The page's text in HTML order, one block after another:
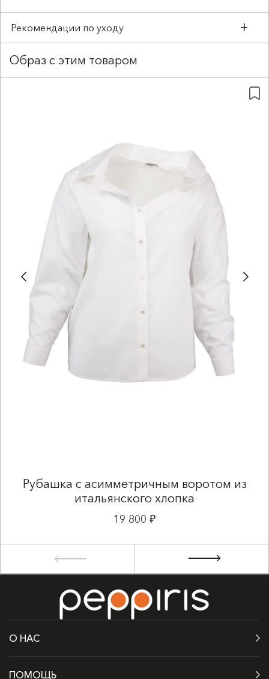
Рекомендации по уходу
Образ с этим товаром
Рубашка с асимметричным воротом из
итальянского хлопка
19 800 ₽
О НАС
ПОМОЩЬ